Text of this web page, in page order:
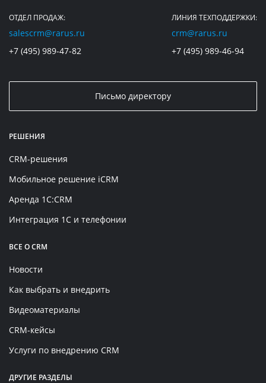
ОТДЕЛ ПРОДАЖ:
salescrm@rarus.ru
+7 (495) 989-47-82
ЛИНИЯ ТЕХПОДДЕРЖКИ:
crm@rarus.ru
+7 (495) 989-46-94
Письмо директору
РЕШЕНИЯ
CRM-решения
Мобильное решение iCRM
Аренда 1C:CRM
Интеграция 1С и телефонии
ВСЕ О CRM
Новости
Как выбрать и внедрить
Видеоматериалы
CRM-кейсы
Услуги по внедрению CRM
ДРУГИЕ РАЗДЕЛЫ